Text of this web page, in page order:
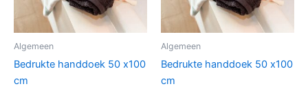
Algemeen
Bedrukte handdoek 50 x100
cm
Algemeen
Bedrukte handdoek 50 x100
cm